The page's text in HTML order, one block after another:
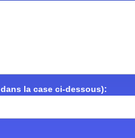
dans la case ci-dessous):